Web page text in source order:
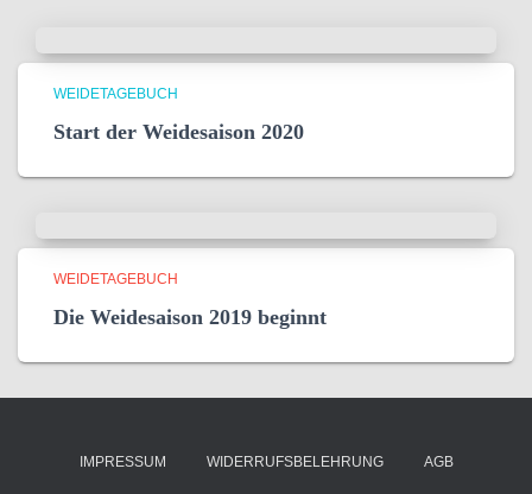
WEIDETAGEBUCH
Start der Weidesaison 2020
WEIDETAGEBUCH
Die Weidesaison 2019 beginnt
IMPRESSUM WIDERRUFSBELEHRUNG AGB